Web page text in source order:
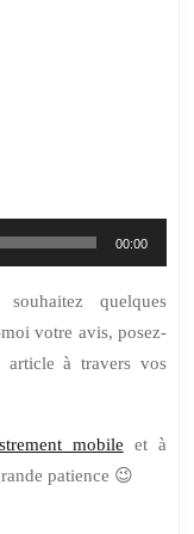
00:00
quelques
votre avis, posez-
à travers vos
mobile et à
patience 😉